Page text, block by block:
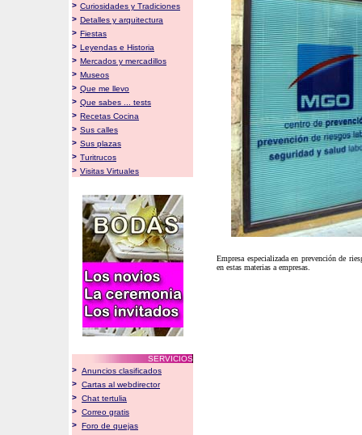
> Curiosidades y Tradiciones
> Detalles y arquitectura
> Fiestas
> Leyendas e Historia
> Mercados y mercadillos
> Museos
> Que me llevo
> Que sabes ... tests
> Recetas Cocina
> Sus calles
> Sus plazas
> Turitrucos
> Visitas Virtuales
SERVICIOS
> Anuncios clasificados
> Cartas al webdirector
> Chat tertulia
> Correo gratis
> Foro de quejas
Empresa especializada en prevención de
en estas materias a empresas.